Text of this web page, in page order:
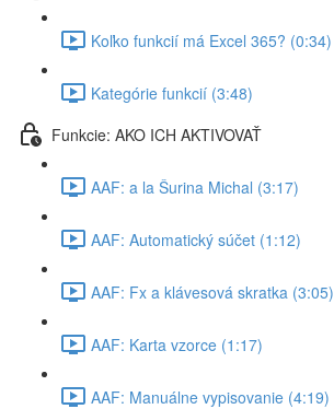
Koľko funkcií má Excel 365? (0:34)
Kategórie funkcií (3:48)
Funkcie: AKO ICH AKTIVOVAŤ
AAF: a la Šurina Michal (3:17)
AAF: Automatický súčet (1:12)
AAF: Fx a klávesová skratka (3:05)
AAF: Karta vzorce (1:17)
AAF: Manuálne vypisovanie (4:19)